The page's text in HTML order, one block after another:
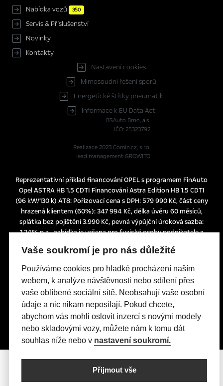
Nabídka vozů
350
Servis & Příslušenství
Novinky
Kontakty
Nastavení cookies
Mimosoudní řešení sporů
Energetické štítky pneumatik
Informace k EU Data Act
BSAuto Brno, a.s.
IČO: 25323792
Realizace 2023 Comin.cz, s.r.o.
lead management GROWITO
Reprezentativní příklad financování OPEL s programem FinAuto
Opel ASTRA HB 1.5 CDTI Financování Astra Edition HB 1.5 CDTI
(96 kW/130 k) AT8: Pořizovací cena s DPH: 579 990 Kč, část ceny
hrazená klientem (60%): 347 994 Kč, délka úvěru 60 měsíců,
splátka bez pojištění 3.990 Kč, pevná výpůjční úroková sazba:
1,24% p.a., nabídka je určena pro fyzické osoby podnikatele a
Tato nabídka je pouze indikativní, není návrhem na uzavření
smlouvy a nelze z ní proto dovozovat povinnost společnosti
uskutečnit jakékoliv transakce.
Poskytovatelem financování je UniCredit Leasing CZ, a.s.,
Želetavská 1525/1, 140 10 Praha 4, IČO: 15886492
Vaše soukromí je pro nás důležité
Používáme cookies pro hladké procházení naším
webem, k analýze návštěvnosti nebo sdílení přes
vaše oblíbené sociální sítě. Neobsahují vaše osobní
údaje a nic nikam neposílají. Pokud chcete,
abychom vás mohli oslovit inzercí s novými modely
nebo skladovými vozy, můžete nám k tomu dát
souhlas níže nebo v nastavení soukromí.
Přijmout vše